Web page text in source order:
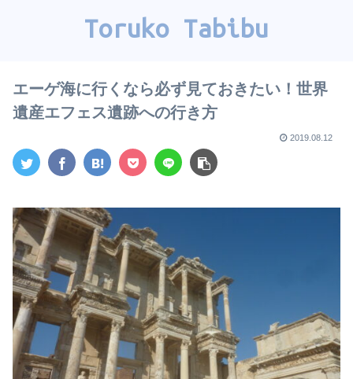
Toruko Tabibu
エーゲ海に行くなら必ず見ておきたい！世界
遺産エフェス遺跡への行き方
2019.08.12